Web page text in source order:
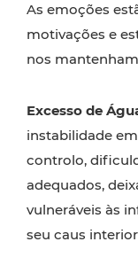
As emoções
motivações e
nos
Excesso de
instabilidade
controlo,
adequados,
vulneráveis às
seu caus